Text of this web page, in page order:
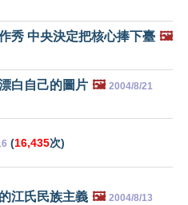
秀 中央決定把核心捧下臺 🖼️
白自己的圖片 🖼️ 2004/8/21
(16,435次)
江氏民族主義 🖼️ 2004/8/13